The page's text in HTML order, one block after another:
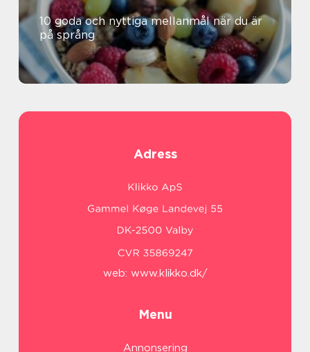
10 goda och nyttiga mellanmål när du är
på språng
Adress
web: www.klikko.dk/
Menu
Annonsering